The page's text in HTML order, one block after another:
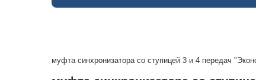
муфта синхронизатора со ступицей 3 и 4 передач